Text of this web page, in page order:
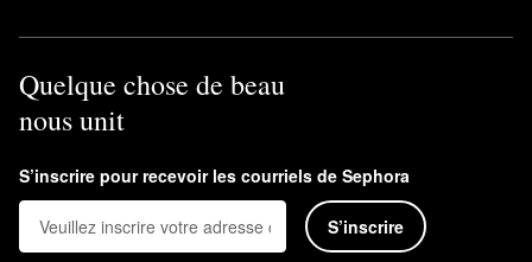
Quelque chose de beau
nous unit
S’inscrire pour recevoir les courriels de Sephora
S’inscrire